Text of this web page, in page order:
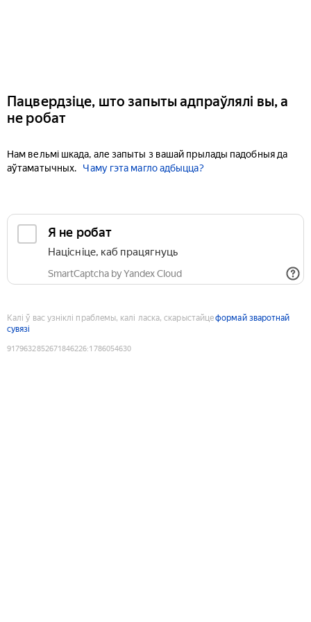
Пацвердзіце, што запыты адпраўлялі вы, а
не робат
Нам вельмі шкада, але запыты з вашай прылады падобныя да
аўтаматычных.
Чаму гэта магло адбыцца?
Я не робат
Націсніце, каб працягнуць
SmartCaptcha by Yandex Cloud
Калі ў вас узніклі праблемы, калі ласка, скарыстайцеформай зваротнай
сувязі
9179632852671846226:1786054630